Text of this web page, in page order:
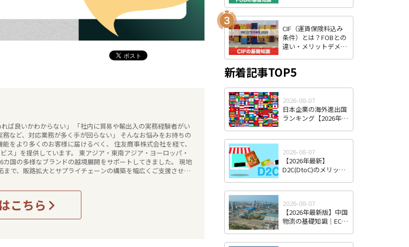
ば良いかわからない」 「社内に貿易や輸出入の実務経験者がい
など、対応業務が多く手が回らない」 そんなお悩みをお持ちの
東アジア・東南アジア・ヨーロッパ・
国の多様なブランドの越境展開をサポートしてきました。 現地
で、販路拡大とサプライチェーンの構築を幅広くご支援させて
こちら
CIF（運賃保険料込み
条件）とは？FOBとの
違い・メリットデメリ
新着記事TOP5
2026-08-07
日本企業の海外進出国
ランキング【2026年最
2026-08-07
【2026年最新】
D2C(DtoC)のメリット
ポイント
2026-08-07
【2026年最新版】中国
物流の基礎知識｜EC・